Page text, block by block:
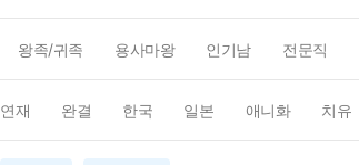
왕족/귀족 용사마왕 인기남 전문직
연재 완결 한국 일본 애니화 치유